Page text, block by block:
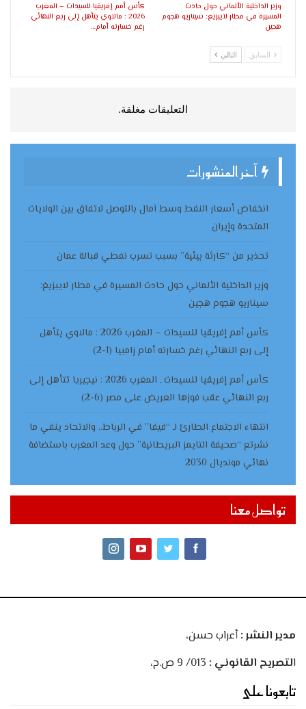
وزير الداخلية الألماني حول حادث
المسيرة في مطار لايبزيغ: سيناريو هجوم
هجين
كأس أمم إفريقيا للسيدات – المغرب
2026 : مالاوي يتأهل إلى ربع النهائي
رغم خسارته أمام…
السابق التالي
التعليقات مغلقة.
آخر المنشورات
انخفاض أسعار النفط وسط آمال بالتوصل لاتفاق بين الولايات
المتحدة وإيران
تحذير من “كارثة بيئية” بسبب تسرب نفطي قبالة عمان
وزير الداخلية الألماني حول حادث المسيرة في مطار لايبزيغ:
سيناريو هجوم هجين
كأس أمم إفريقيا للسيدات – المغرب 2026 : مالاوي يتأهل
إلى ربع النهائي رغم خسارته أمام زامبيا (1-2)
كأس أمم إفريقيا للسيدات ـ المغرب 2026 : نيجيريا تتأهل إلى
ربع النهائي عقب فوزها العريض على مصر (6-2)
انتهاء الاجتماع الطارئ لـ “فيفا” في الرباط.. والاتحاد ينفي ما
نشرتع “صحيفة التايمز البريطانية” حول وعد المغرب باستضافة
نهائي مونديال 2030
تواصل معنا
مدير النشر :أعراب حسن،
التصريح القانوني :
تابعونا على